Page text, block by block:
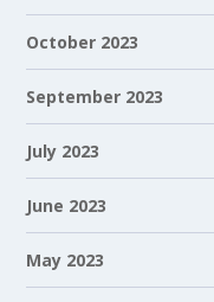
October 2023
September 2023
July 2023
June 2023
May 2023